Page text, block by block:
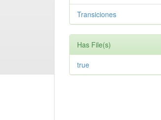
Transiciones
Has File(s)
true